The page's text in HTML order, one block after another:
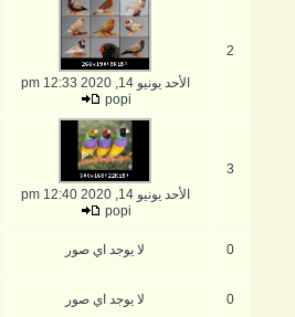
2
الأحد يونيو 14, 2020 12:33 pm
popi
3
الأحد يونيو 14, 2020 12:40 pm
popi
0 لا يوجد اي صور
0 لا يوجد اي صور